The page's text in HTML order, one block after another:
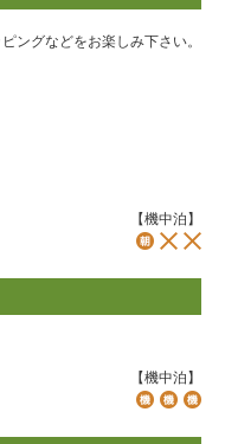
ングなどをお楽しみ下さい。
【機中泊】
【機中泊】